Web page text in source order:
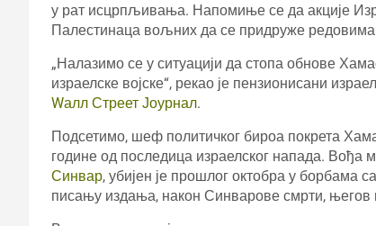
у рат исцрпљивања. Напомиње се да акције
Палестинаца вољних да се придруже
„Налазимо се у ситуацији да стопа обнове
израелске војске“, рекао је пензионисани
Wалл Стреет Јоурнал.
Подсетимо, шеф политичког бироа покрета
године од последица израелског напада. Вођа
Синвар, убијен је прошлог октобра у борбама
писању издања, након Синварове смрти,